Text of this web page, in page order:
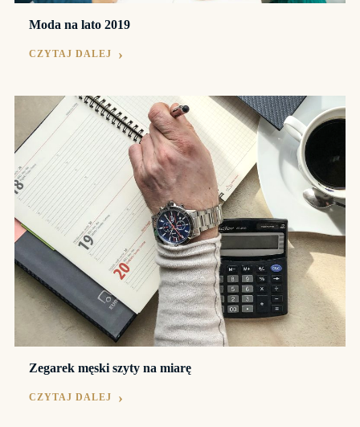
Moda na lato 2019
CZYTAJ DALEJ
Zegarek męski szyty na miarę
CZYTAJ DALEJ